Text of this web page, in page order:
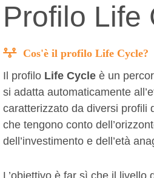
Profilo Life
Cos'è il profilo Life Cycle?
Il profilo Life Cycle è un
si adatta automaticamente
caratterizzato da diversi profili
che tengono conto
dell’investimento e dell’età
L’obiettivo è far sì che il livello